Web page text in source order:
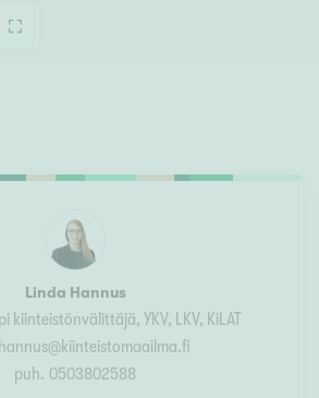
Linda Hannus
kiinteistönvälittäjä, YKV, LKV, KiLAT
puh. 0503802588